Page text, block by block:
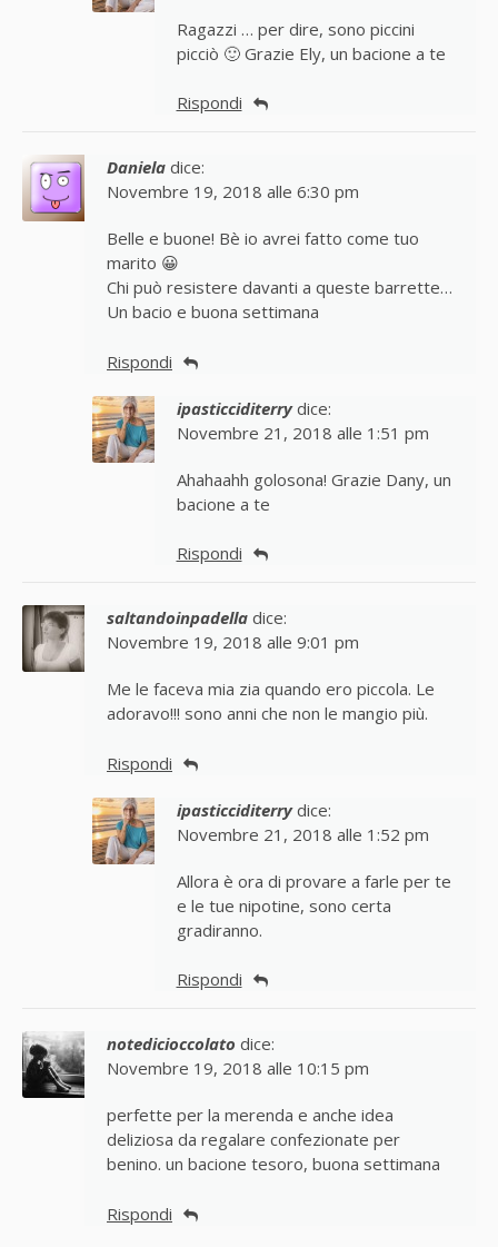
Ragazzi … per dire, sono piccini
picciò 🙂 Grazie Ely, un bacione a te
Rispondi
Daniela dice:
Novembre 19, 2018 alle 6:30 pm
Belle e buone! Bè io avrei fatto come tuo
marito 😀
Chi può resistere davanti a queste barrette…
Un bacio e buona settimana
Rispondi
ipasticciditerry dice:
Novembre 21, 2018 alle 1:51 pm
Ahahaahh golosona! Grazie Dany, un
bacione a te
Rispondi
saltandoinpadella dice:
Novembre 19, 2018 alle 9:01 pm
Me le faceva mia zia quando ero piccola. Le
adoravo!!! sono anni che non le mangio più.
Rispondi
ipasticciditerry dice:
Novembre 21, 2018 alle 1:52 pm
Allora è ora di provare a farle per te
e le tue nipotine, sono certa
gradiranno.
Rispondi
notedicioccolato dice:
Novembre 19, 2018 alle 10:15 pm
perfette per la merenda e anche idea
deliziosa da regalare confezionate per
benino. un bacione tesoro, buona settimana
Rispondi